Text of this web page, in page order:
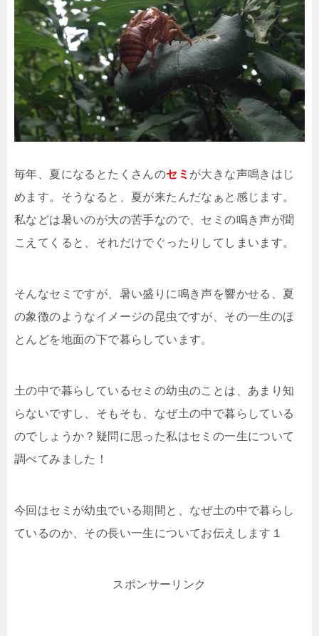
毎年、夏になるとたくさんのセミ が大きな声鳴きはじ
めます。そうなると、夏が来たんだなぁと感じます。
私などは暑いのが大の苦手なので、セミの鳴き声が聞
こえてくると、それだけでぐったりしてしまいます。
そんなセミですが、暑い盛りに鳴き声を響かせる、夏
の象徴のようなイメージの昆虫ですが、その一生のほ
とんどを地面の下で暮らしています。
土の中で暮らしているセミの幼虫のことは、あまり知
らないですし、そもそも、なぜ土の中で暮らしている
のでしょうか？疑問に思った私はセミの一生について
調べてみました！
今回はセミが幼虫でいる期間と、なぜ土の中で暮らし
ているのか、その長い一生についてお伝えします１
スポンサーリンク